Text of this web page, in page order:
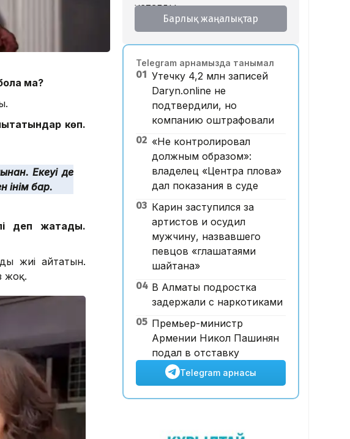
ма?
көп.
Екеуі де
інім бар.
деп жатады.
жиі айтатын.
жоқ.
ұсталды
17:29, 07 Тамыз 2026
келісімге қол қойылды
16:49, 07 Тамыз 2026
Алматыдағы «Байсат»
базары аукционда 24,7 млрд
теңгеге сатылды
15:53, 07 Тамыз 2026
Қазақстанда аукцион өткізу
тәртібі өзгертілмек: кепілдік
жарна құны қымбаттайды
15:11, 07 Тамыз 2026
Мемлекеттік грант
иегерлерінің тізімі
жарияланды: 75 мыңнан
астам талапкер тегін білім
Барлық жаңалықтар
Telegram арнамызда танымал
01 Утечку 4,2 млн записей
Daryn.online не
подтвердили, но
компанию оштрафовали
02 «Не контролировал
должным образом»:
владелец «Центра плова»
дал показания в суде
03 Карин заступился за
артистов и осудил
мужчину, назвавшего
певцов «глашатаями
шайтана»
04 В Алматы подростка
задержали с наркотиками
05 Премьер-министр
Армении Никол Пашинян
подал в отставку
Telegram арнасы